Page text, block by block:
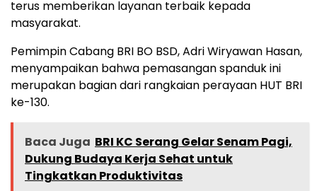
terus memberikan layanan terbaik kepada
masyarakat.
Pemimpin Cabang BRI BO BSD, Adri Wiryawan Hasan,
menyampaikan bahwa pemasangan spanduk ini
merupakan bagian dari rangkaian perayaan HUT BRI
ke-130.
Baca Juga BRI KC Serang Gelar Senam Pagi,
Dukung Budaya Kerja Sehat untuk
Tingkatkan Produktivitas